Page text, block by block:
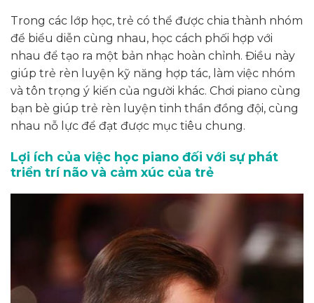
Trong các lớp học, trẻ có thể được chia thành nhóm
để biểu diễn cùng nhau, học cách phối hợp với
nhau để tạo ra một bản nhạc hoàn chỉnh. Điều này
giúp trẻ rèn luyện kỹ năng hợp tác, làm việc nhóm
và tôn trọng ý kiến của người khác. Chơi piano cùng
bạn bè giúp trẻ rèn luyện tinh thần đồng đội, cùng
nhau nỗ lực để đạt được mục tiêu chung.
Lợi ích của việc học piano đối với sự phát
triển trí não và cảm xúc của trẻ